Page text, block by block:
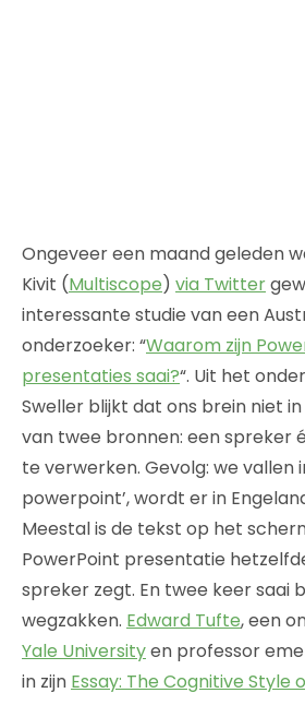
Ongeveer een maand geleden
Kivit (Multiscope) via Twitter
interessante studie van een
onderzoeker: “Waarom zijn
presentaties saai?“. Uit het
Sweller blijkt dat ons brein niet
van twee bronnen: een spreker
te verwerken. Gevolg: we vallen
powerpoint’, wordt er in
Meestal is de tekst op het
PowerPoint presentatie
spreker zegt. En twee keer saai
wegzakken. Edward Tufte, een
Yale Universityen professor
in zijn Essay: The Cognitive Style